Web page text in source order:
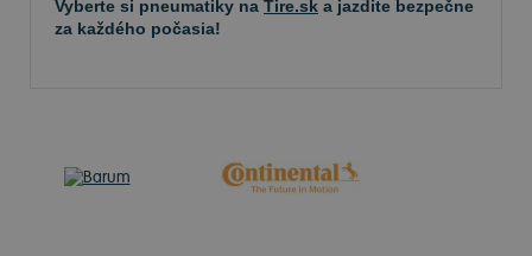
Vyberte si pneumatiky na Tire.sk a jazdite bezpečne
za každého počasia!